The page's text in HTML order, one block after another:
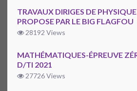
TRAVAUX DIRIGES DE
PROPOSE PAR LE BIG FLAGFOU
28192 Views
MATHÉMATIQUES-ÉPREUVE
D/TI 2021
27726 Views